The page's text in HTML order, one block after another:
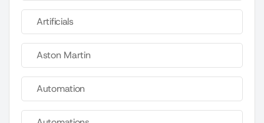
Artificials
Aston Martin
Automation